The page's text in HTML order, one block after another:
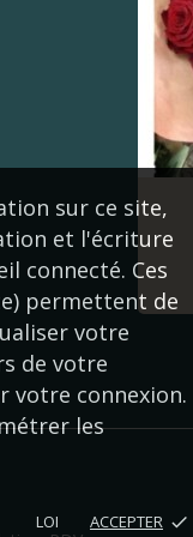
sur ce site,
et l'écriture
connecté. Ces
permettent de
votre
de votre
votre connexion.
les
LOI ACCEPTER done